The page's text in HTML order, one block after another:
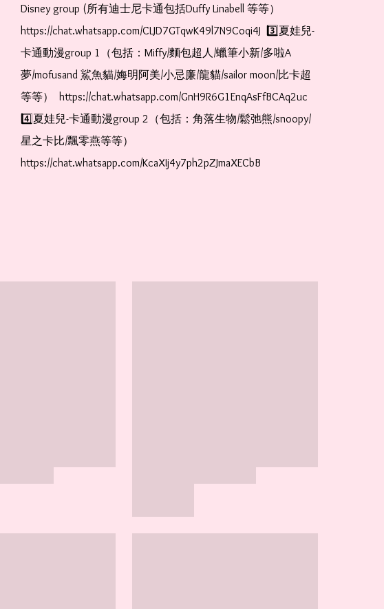
Disney group (所有迪士尼卡通包括Duffy Linabell 等等）
https://chat.whatsapp.com/CLJD7GTqwK49l7N9Coqi4J  3️⃣夏娃兒-
卡通動漫group 1（包括：Miffy/麵包超人/蠟筆小新/多啦A
夢/mofusand 鯊魚貓/娒明阿美/小忌廉/龍貓/sailor moon/比卡超
等等）  https://chat.whatsapp.com/GnH9R6G1EnqAsFfBCAq2uc
4️⃣夏娃兒-卡通動漫group 2（包括：角落生物/鬆弛熊/snoopy/
星之卡比/飄零燕等等）
https://chat.whatsapp.com/KcaXIj4y7ph2pZJmaXECbB